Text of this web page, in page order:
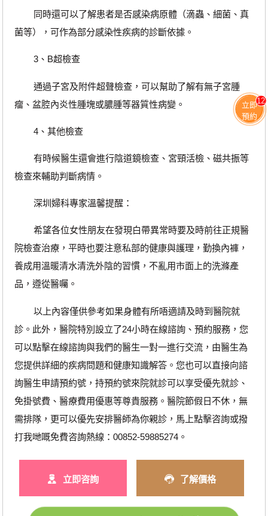
同時還可以了解患者是否感染病原體（滴蟲、細菌、真
菌等），可作為部分感染性疾病的診斷依據。
3、B超檢查
通過子宮及附件超聲檢查，可以幫助了解有無子宮腫
瘤、盆腔內炎性腫塊或膿腫等器質性病變。
4、其他檢查
有時候醫生還會進行陰道鏡檢查、宮頸活檢、磁共振等
檢查來輔助判斷病情。
深圳婦科專家溫馨提醒：
希望各位女性朋友在發現白帶異常時要及時前往正規醫
院檢查治療，平時也要注意私部的健康與護理，勤換內褲，
養成用溫暖清水清洗外陰的習慣，不亂用市面上的洗滌產
品，遵從醫囑。
以上內容僅供參考如果身體有所唔適請及時到醫院就
診。此外，醫院特別設立了24小時在線諮詢、預約服務，您
可以點擊在線諮詢與我們的醫生一對一進行交流，由醫生為
您提供詳細的疾病問題和健康知識解答。您也可以直接向諮
詢醫生申請預約號，持預約號來院就診可以享受優先就診、
免掛號費、醫療費用優惠等尊貴服務。醫院節假日不休，無
需排隊，更可以優先安排醫師為你親診，馬上點擊咨詢或撥
打我哋嘅免費咨詢熱線：00852-59885274。
立即咨詢 了解價格
立即
預約
12